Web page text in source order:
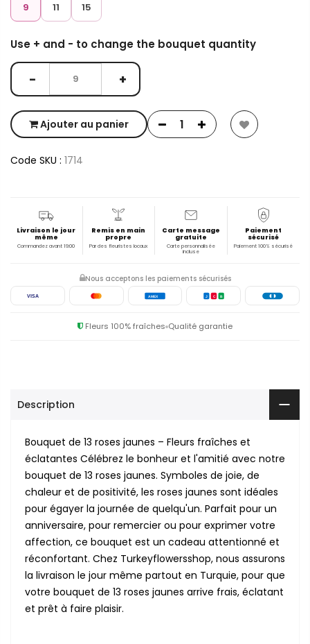
9 11 15
Use + and - to change the bouquet quantity
− +
Ajouter au panier
Code SKU : 1714
Livraison le jour
même
Commandez avant 19:00
Remis en main
propre
Par des fleuristes locaux
Carte message
gratuite
Carte personnalisée
incluse
Paiement
sécurisé
Paiement 100% sécurisé
Nous acceptons les paiements sécurisés
VISA AMEX J C B
Fleurs 100% fraîches Qualité garantie
Description
Bouquet de 13 roses jaunes – Fleurs fraîches et
éclatantes Célébrez le bonheur et l'amitié avec notre
bouquet de 13 roses jaunes. Symboles de joie, de
chaleur et de positivité, les roses jaunes sont idéales
pour égayer la journée de quelqu'un. Parfait pour un
anniversaire, pour remercier ou pour exprimer votre
affection, ce bouquet est un cadeau attentionné et
réconfortant. Chez Turkeyflowersshop, nous assurons
la livraison le jour même partout en Turquie, pour que
votre bouquet de 13 roses jaunes arrive frais, éclatant
et prêt à faire plaisir.